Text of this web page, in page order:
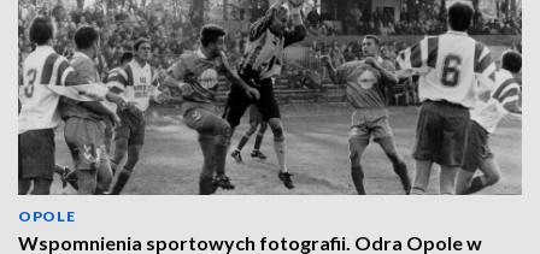
OPOLE
Wspomnienia sportowych fotografii. Odra Opole w